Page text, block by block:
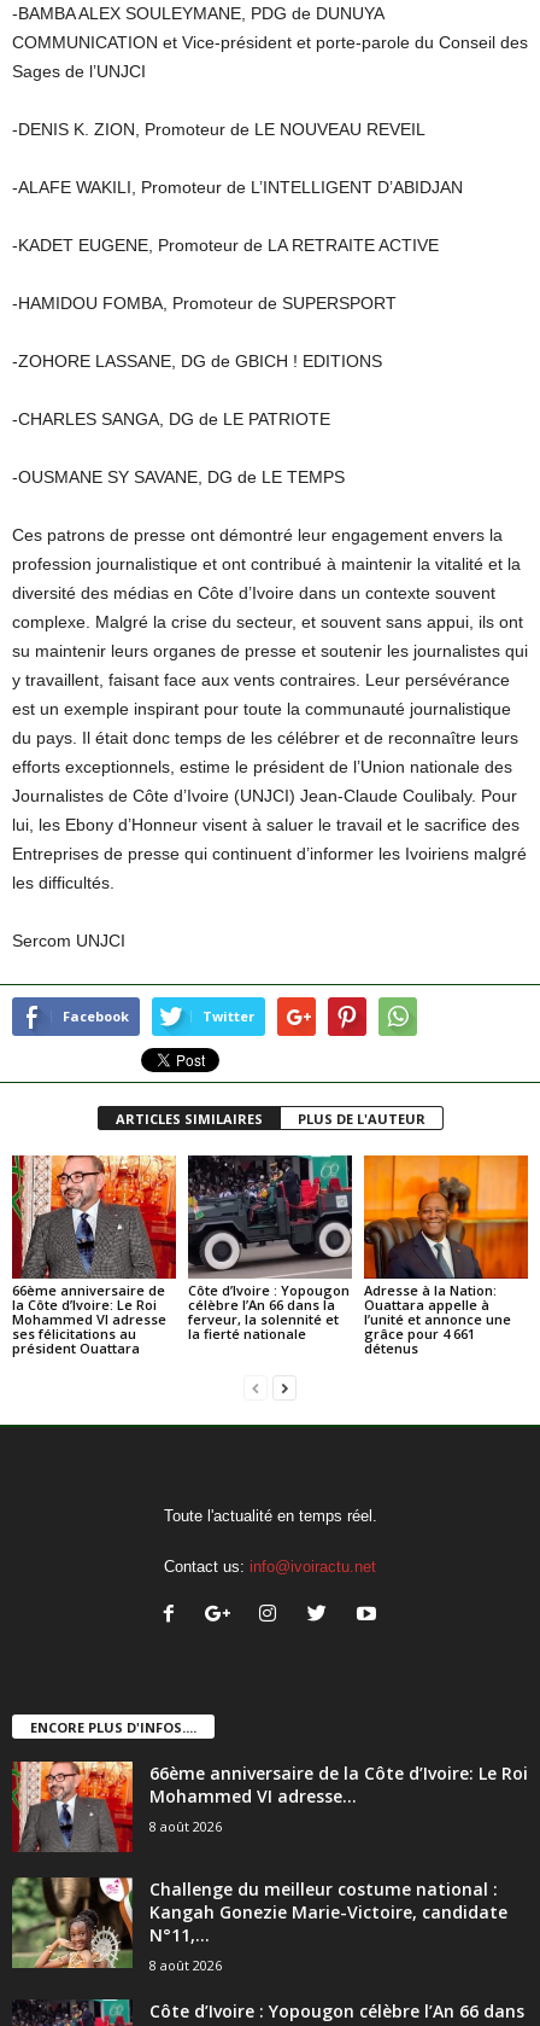
-BAMBA ALEX SOULEYMANE, PDG de DUNUYA
COMMUNICATION et Vice-président et porte-parole du Conseil des
Sages de l’UNJCI
-DENIS K. ZION, Promoteur de LE NOUVEAU REVEIL
-ALAFE WAKILI, Promoteur de L’INTELLIGENT D’ABIDJAN
-KADET EUGENE, Promoteur de LA RETRAITE ACTIVE
-HAMIDOU FOMBA, Promoteur de SUPERSPORT
-ZOHORE LASSANE, DG de GBICH ! EDITIONS
-CHARLES SANGA, DG de LE PATRIOTE
-OUSMANE SY SAVANE, DG de LE TEMPS
Ces patrons de presse ont démontré leur engagement envers la
profession journalistique et ont contribué à maintenir la vitalité et la
diversité des médias en Côte d’Ivoire dans un contexte souvent
complexe. Malgré la crise du secteur, et souvent sans appui, ils ont
su maintenir leurs organes de presse et soutenir les journalistes qui
y travaillent, faisant face aux vents contraires. Leur persévérance
est un exemple inspirant pour toute la communauté journalistique
du pays. Il était donc temps de les célébrer et de reconnaître leurs
efforts exceptionnels, estime le président de l’Union nationale des
Journalistes de Côte d’Ivoire (UNJCI) Jean-Claude Coulibaly. Pour
lui, les Ebony d’Honneur visent à saluer le travail et le sacrifice des
Entreprises de presse qui continuent d’informer les Ivoiriens malgré
les difficultés.
Sercom UNJCI
Facebook Twitter
ARTICLES SIMILAIRES PLUS DE L'AUTEUR
66ème anniversaire de
la Côte d’Ivoire: Le Roi
Mohammed VI adresse
ses félicitations au
président Ouattara
Côte d’Ivoire : Yopougon
célèbre l’An 66 dans la
ferveur, la solennité et
la fierté nationale
Adresse à la Nation:
Ouattara appelle à
l’unité et annonce une
grâce pour 4 661
détenus
Toute l'actualité en temps réel.
Contact us: info@ivoiractu.net
ENCORE PLUS D'INFOS....
66ème anniversaire de la Côte d’Ivoire: Le Roi
Mohammed VI adresse...
8 août 2026
Challenge du meilleur costume national :
Kangah Gonezie Marie-Victoire, candidate
N°11,...
8 août 2026
Côte d’Ivoire : Yopougon célèbre l’An 66 dans